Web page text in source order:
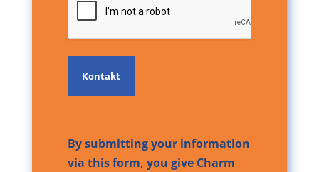
By submitting your information
via this form, you give Charm